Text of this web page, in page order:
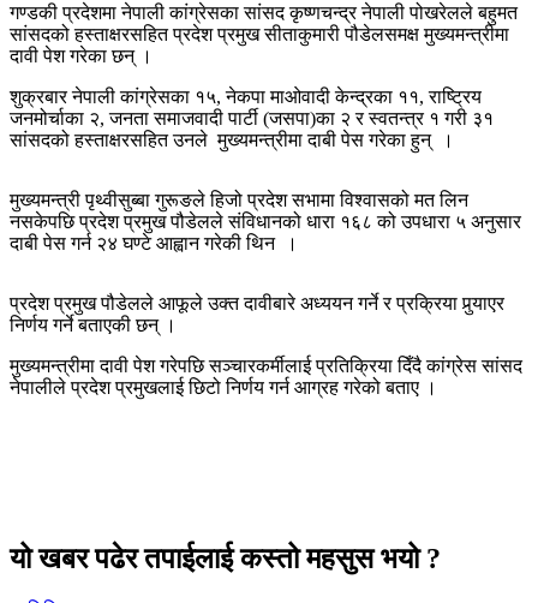
गण्डकी प्रदेशमा नेपाली कांग्रेसका सांसद कृष्णचन्द्र नेपाली पोखरेलले बहुमत
सांसदको हस्ताक्षरसहित प्रदेश प्रमुख सीताकुमारी पौडेलसमक्ष मुख्यमन्त्रीमा
दावी पेश गरेका छन् ।
शुक्रबार नेपाली कांग्रेसका १५, नेकपा माओवादी केन्द्रका ११, राष्ट्रिय
जनमोर्चाका २, जनता समाजवादी पार्टी (जसपा)का २ र स्वतन्त्र १ गरी ३१
सांसदको हस्ताक्षरसहित उनले मुख्यमन्त्रीमा दाबी पेस गरेका हुन् ।
मुख्यमन्त्री पृथ्वीसुब्बा गुरूङले हिजो प्रदेश सभामा विश्वासको मत लिन
नसकेपछि प्रदेश प्रमुख पौडेलले संविधानको धारा १६८ को उपधारा ५ अनुसार
दाबी पेस गर्न २४ घण्टे आह्वान गरेकी थिन ।
प्रदेश प्रमुख पौडेलले आफूले उक्त दावीबारे अध्ययन गर्ने र प्रक्रिया पुर्‍याएर
निर्णय गर्ने बताएकी छन् ।
मुख्यमन्त्रीमा दावी पेश गरेपछि सञ्चारकर्मीलाई प्रतिक्रिया दिँदै कांग्रेस सांसद
नेपालीले प्रदेश प्रमुखलाई छिटो निर्णय गर्न आग्रह गरेको बताए ।
यो खबर पढेर तपाईलाई कस्तो महसुस भयो ?